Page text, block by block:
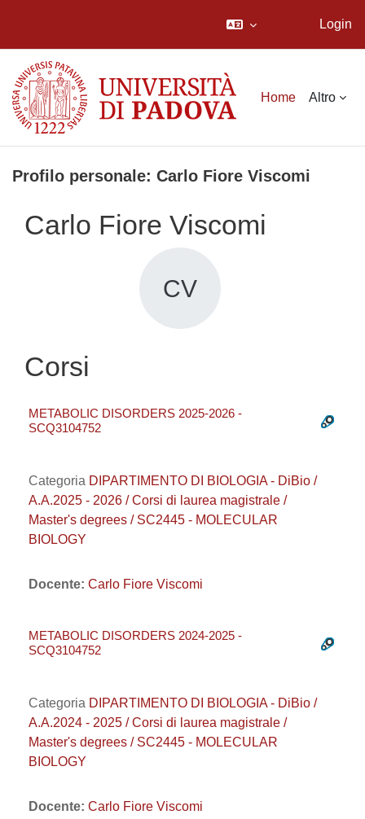
Login
Home Altro
Profilo personale: Carlo Fiore Viscomi
Carlo Fiore Viscomi
CV
Corsi
METABOLIC DISORDERS 2025-2026 -
SCQ3104752
Categoria DIPARTIMENTO DI BIOLOGIA - DiBio /
A.A.2025 - 2026 / Corsi di laurea magistrale /
Master's degrees / SC2445 - MOLECULAR
BIOLOGY
Docente: Carlo Fiore Viscomi
METABOLIC DISORDERS 2024-2025 -
SCQ3104752
Categoria DIPARTIMENTO DI BIOLOGIA - DiBio /
A.A.2024 - 2025 / Corsi di laurea magistrale /
Master's degrees / SC2445 - MOLECULAR
BIOLOGY
Docente: Carlo Fiore Viscomi